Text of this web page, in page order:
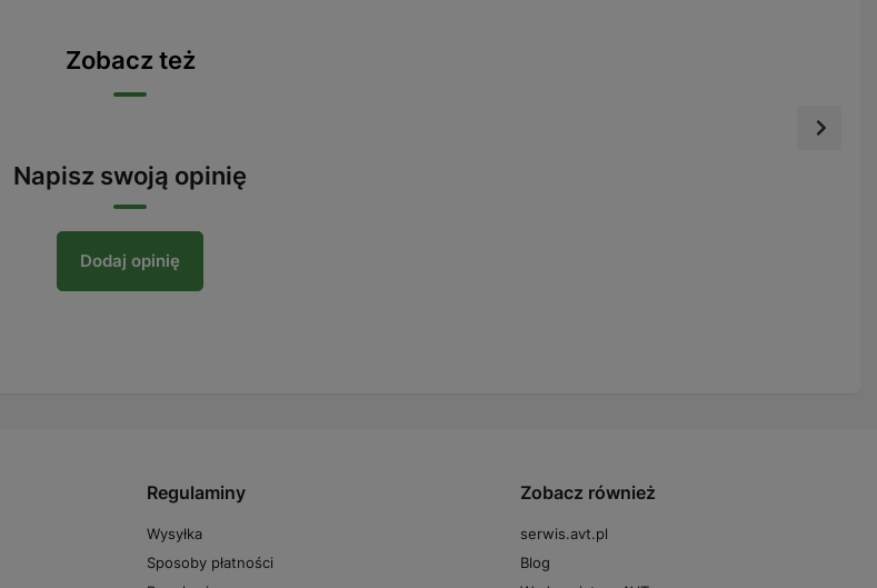
Zobacz też
Napisz swoją opinię
Dodaj opinię
Regulaminy
Wysyłka
Sposoby płatności
Zobacz również
serwis.avt.pl
Blog